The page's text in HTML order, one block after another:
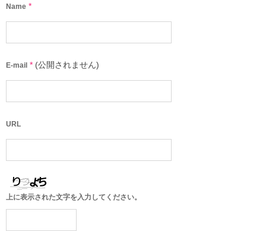
Name *
E-mail * (公開されません)
URL
上に表示された文字を入力してください。